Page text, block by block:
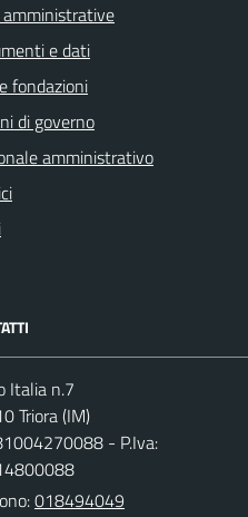
e dati
fondazioni
di governo
amministrativo
Italia n.7
Triora (IM)
- P.Iva:
018494049